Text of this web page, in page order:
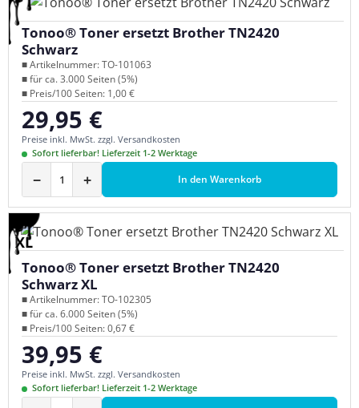
Tonoo® Toner ersetzt Brother TN2420
Schwarz
■ Artikelnummer: TO-101063
■ für ca. 3.000 Seiten (5%)
■ Preis/100 Seiten: 1,00 €
Regulärer Preis:
29,95 €
Preise inkl. MwSt. zzgl. Versandkosten
Sofort lieferbar! Lieferzeit 1-2 Werktage
− + In den Warenkorb
XL
Tonoo® Toner ersetzt Brother TN2420
Schwarz XL
■ Artikelnummer: TO-102305
■ für ca. 6.000 Seiten (5%)
■ Preis/100 Seiten: 0,67 €
Regulärer Preis:
39,95 €
Preise inkl. MwSt. zzgl. Versandkosten
Sofort lieferbar! Lieferzeit 1-2 Werktage